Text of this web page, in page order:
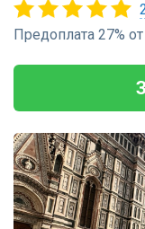
Предоплата 27%